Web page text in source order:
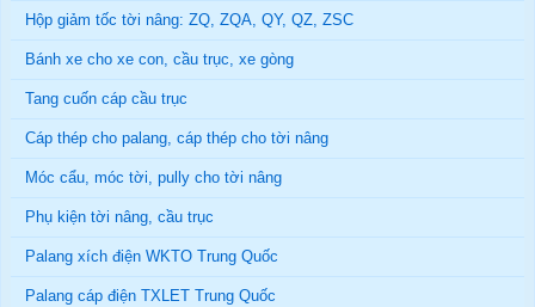
Hộp giảm tốc tời nâng: ZQ, ZQA, QY, QZ, ZSC
Bánh xe cho xe con, cầu trục, xe gòng
Tang cuốn cáp cầu trục
Cáp thép cho palang, cáp thép cho tời nâng
Móc cẩu, móc tời, pully cho tời nâng
Phụ kiện tời nâng, cầu trục
Palang xích điện WKTO Trung Quốc
Palang cáp điện TXLET Trung Quốc